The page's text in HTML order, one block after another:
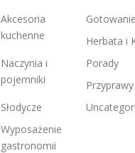
Akcesoria
kuchenne
Gotowanie
Herbata i
Naczynia i
pojemniki
Porady
Przyprawy
Słodycze
Wyposażenie
gastronomii